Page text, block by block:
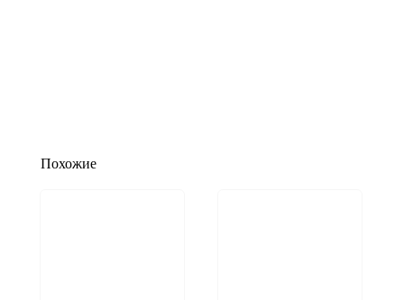
Похожие